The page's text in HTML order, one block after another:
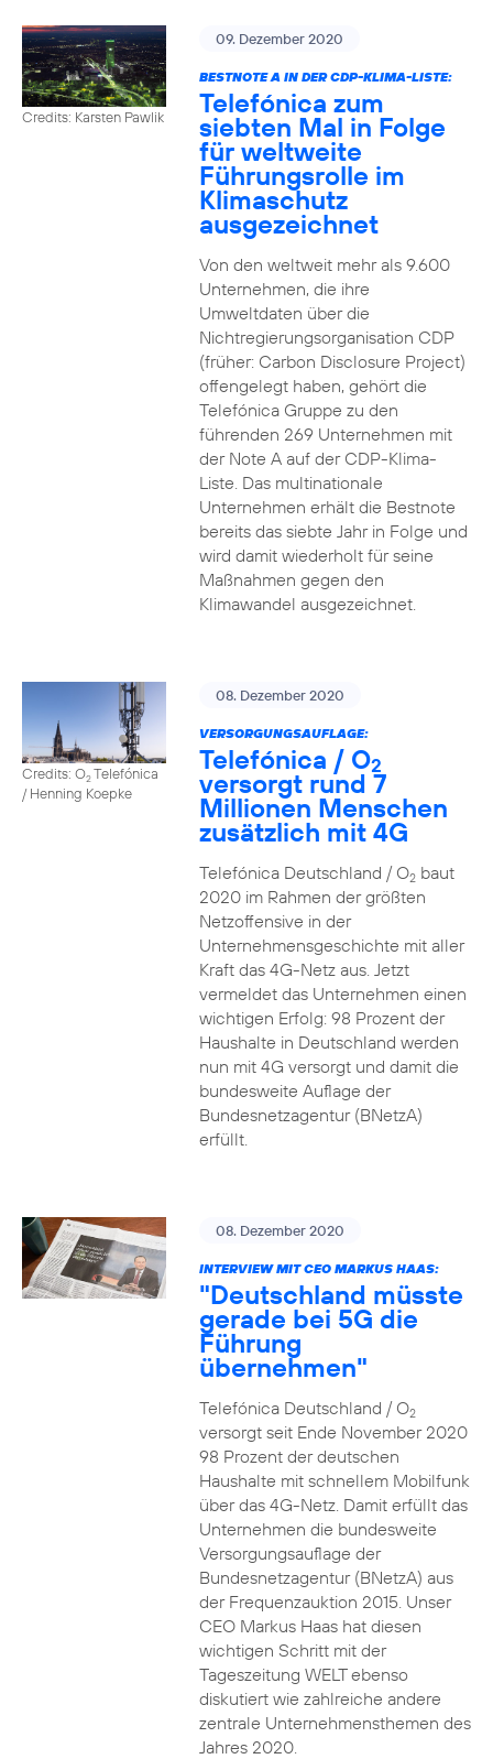
Credits: Karsten Pawlik
09. Dezember 2020
BESTNOTE A IN DER CDP-KLIMA-LISTE:
Telefónica zum
siebten Mal in Folge
für weltweite
Führungsrolle im
Klimaschutz
ausgezeichnet
Von den weltweit mehr als 9.600
Unternehmen, die ihre
Umweltdaten über die
Nichtregierungsorganisation CDP
(früher: Carbon Disclosure Project)
offengelegt haben, gehört die
Telefónica Gruppe zu den
führenden 269 Unternehmen mit
der Note A auf der CDP-Klima-
Liste. Das multinationale
Unternehmen erhält die Bestnote
bereits das siebte Jahr in Folge und
wird damit wiederholt für seine
Maßnahmen gegen den
Klimawandel ausgezeichnet.
Credits: O2Telefónica
/ Henning Koepke
08. Dezember 2020
VERSORGUNGSAUFLAGE:
Telefónica / O2
versorgt rund 7
Millionen Menschen
zusätzlich mit 4G
Telefónica Deutschland / O2baut
2020 im Rahmen der größten
Netzoffensive in der
Unternehmensgeschichte mit aller
Kraft das 4G-Netz aus. Jetzt
vermeldet das Unternehmen einen
wichtigen Erfolg: 98 Prozent der
Haushalte in Deutschland werden
nun mit 4G versorgt und damit die
bundesweite Auflage der
Bundesnetzagentur (BNetzA)
erfüllt.
08. Dezember 2020
INTERVIEW MIT CEO MARKUS HAAS:
"Deutschland müsste
gerade bei 5G die
Führung
übernehmen"
Telefónica Deutschland / O2
versorgt seit Ende November 2020
98 Prozent der deutschen
Haushalte mit schnellem Mobilfunk
über das 4G-Netz. Damit erfüllt das
Unternehmen die bundesweite
Versorgungsauflage der
Bundesnetzagentur (BNetzA) aus
der Frequenzauktion 2015. Unser
CEO Markus Haas hat diesen
wichtigen Schritt mit der
Tageszeitung WELT ebenso
diskutiert wie zahlreiche andere
zentrale Unternehmensthemen des
Jahres 2020.